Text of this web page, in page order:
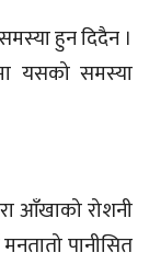
हुन दिदैन ।
यसको समस्या
आँखाको रोशनी
पानीसित